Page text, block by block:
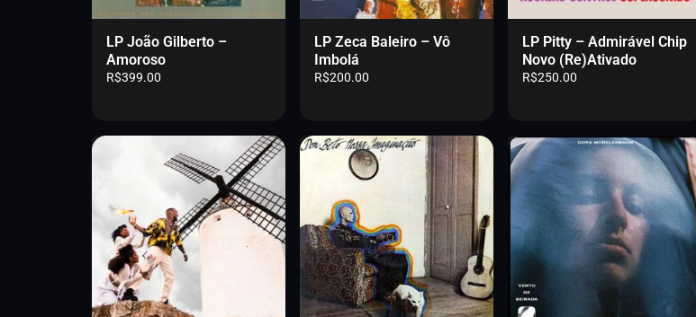
LP João Gilberto –
Amoroso
R$399.00
LP Zeca Baleiro – Vô
Imbolá
R$200.00
LP Pitty – Admirável Chip
Novo (Re)Ativado
R$250.00